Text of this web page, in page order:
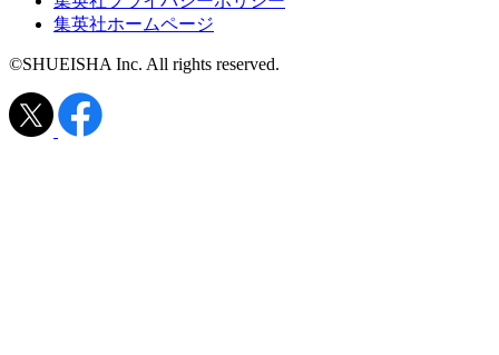
集英社ホームページ
©SHUEISHA Inc. All rights reserved.